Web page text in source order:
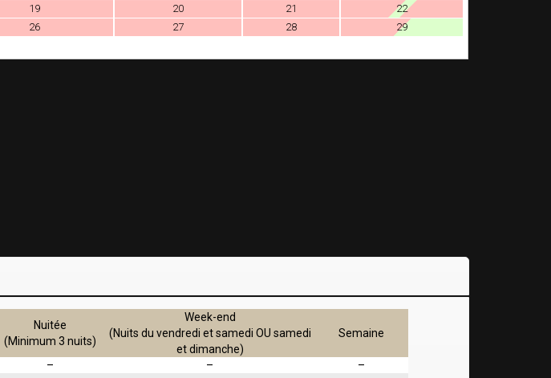
19 20 21
22
26 27 28
29
Nuitée
(Minimum 3 nuits)
Week-end
(Nuits du vendredi et samedi OU samedi
et dimanche)
Semaine
– –
–